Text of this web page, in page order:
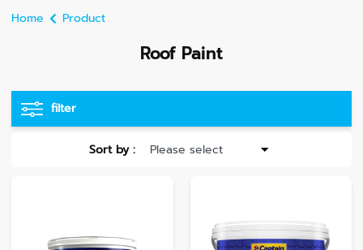
Home Product
Roof Paint
filter
Sort by :